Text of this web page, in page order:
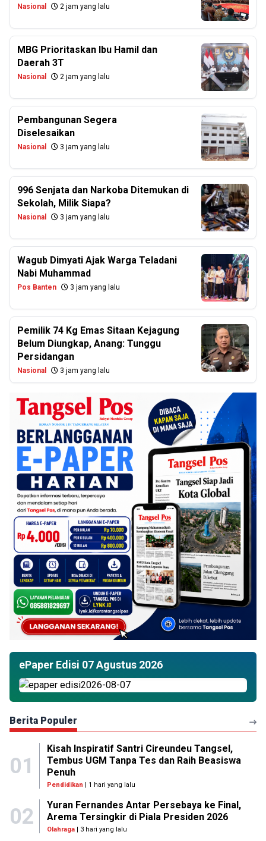
Nasional 2 jam yang lalu
MBG Prioritaskan Ibu Hamil dan
Daerah 3T
Nasional 2 jam yang lalu
Pembangunan Segera
Diselesaikan
Nasional 3 jam yang lalu
996 Senjata dan Narkoba Ditemukan di
Sekolah, Milik Siapa?
Nasional 3 jam yang lalu
Wagub Dimyati Ajak Warga Teladani
Nabi Muhammad
Pos Banten 3 jam yang lalu
Pemilik 74 Kg Emas Sitaan Kejagung
Belum Diungkap, Anang: Tunggu
Persidangan
Nasional 3 jam yang lalu
ePaper Edisi 07 Agustus 2026
Berita Populer
01
Kisah Inspiratif Santri Cireundeu Tangsel,
Tembus UGM Tanpa Tes dan Raih Beasiswa
Penuh
Pendidikan | 1 hari yang lalu
02
Yuran Fernandes Antar Persebaya ke Final,
Arema Tersingkir di Piala Presiden 2026
Olahraga| 3 hari yang lalu